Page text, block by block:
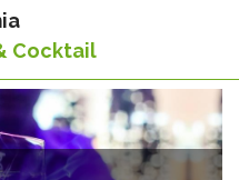
Cocktail